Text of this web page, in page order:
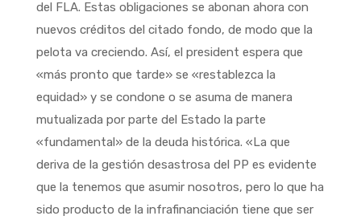
del FLA. Estas obligaciones se abonan ahora con
nuevos créditos del citado fondo, de modo que la
pelota va creciendo. Así, el president espera que
«más pronto que tarde» se «restablezca la
equidad» y se condone o se asuma de manera
mutualizada por parte del Estado la parte
«fundamental» de la deuda histórica. «La que
deriva de la gestión desastrosa del PP es evidente
que la tenemos que asumir nosotros, pero lo que ha
sido producto de la infrafinanciación tiene que ser